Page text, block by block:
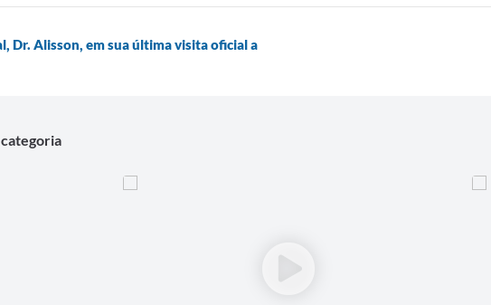
Dr. Alisson, em sua última visita oficial a